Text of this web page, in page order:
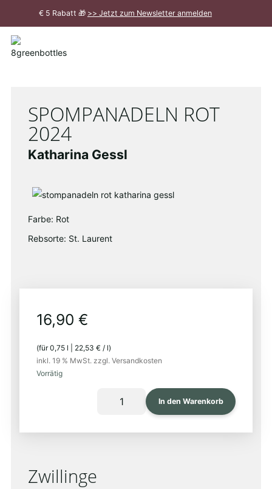
€ 5 Rabatt 🎁 >> Jetzt zum Newsletter anmelden
Meldung
SPOMPANADELN ROT
2024
Katharina Gessl
Farbe: Rot
Rebsorte: St. Laurent
16,90 €
(für0,75 l 22,53 € / l)
inkl. 19 % MwSt. zzgl. Versandkosten
Vorrätig
SPOMPANADELN
In den Warenkorb
Zwillinge